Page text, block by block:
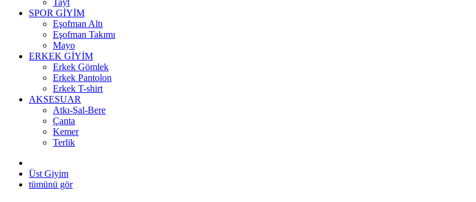
Tayt
SPOR GİYİM
Eşofman Altı
Eşofman Takımı
Mayo
ERKEK GİYİM
Erkek Gömlek
Erkek Pantolon
Erkek T-shirt
AKSESUAR
Atkı-Şal-Bere
Çanta
Kemer
Terlik
Üst Giyim
tümünü gör